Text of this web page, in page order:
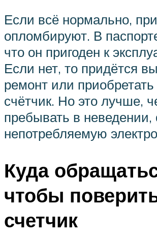
Если всё нормально,
опломбируют. В
что он пригоден к
Если нет, то придётся
ремонт или
счётчик. Но это лучше,
пребывать в неведении,
непотребляемую
Куда
чтобы
счетчик